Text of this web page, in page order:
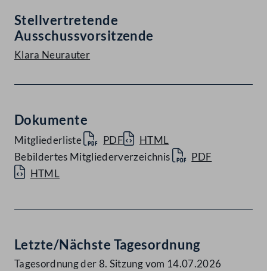
Stellvertretende
Ausschussvorsitzende
Klara Neurauter
Dokumente
Mitgliederliste PDF
HTML
Bebildertes Mitgliederverzeichnis
PDF
HTML
Letzte/Nächste Tagesordnung
Tagesordnung der 8. Sitzung vom 14.07.2026